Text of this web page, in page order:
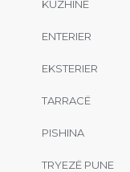
KUZHINË
ENTERIER
EKSTERIER
TARRACË
PISHINA
TRYEZË PUNE